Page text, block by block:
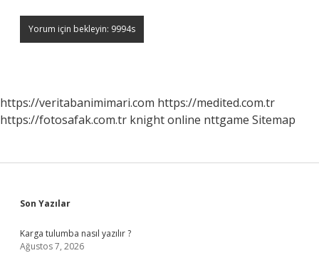
https://veritabanimimari.com https://medited.com.tr
https://fotosafak.com.tr knight online nttgame Sitemap
Sidebar
Son Yazılar
Karga tulumba nasıl yazılır ?
Ağustos 7, 2026